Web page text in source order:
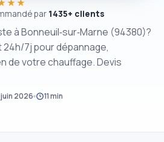
à Bonneuil‑sur‑Marne (94380)?
7j pour dépannage,
de votre chauffage. Devis
juin 2026 11 min
par 1435+ clients